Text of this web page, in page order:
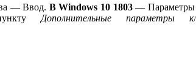
— Ввод. В Windows 10 1803— Параметры
Дополнительные параметры